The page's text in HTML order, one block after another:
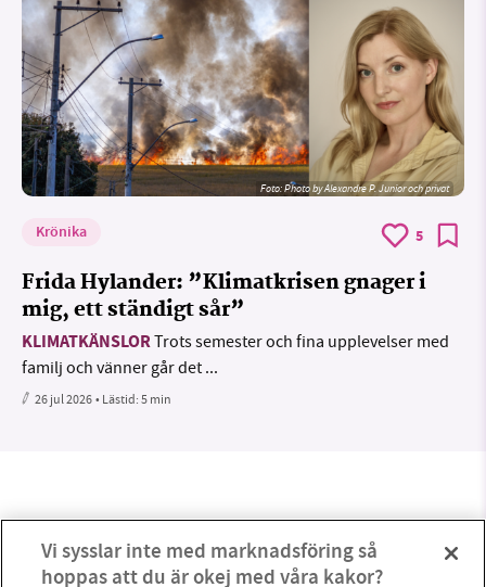
Foto:Photo by Alexandre P. Junior och privat
Krönika 5
Frida Hylander: ”Klimatkrisen gnager i
mig, ett ständigt sår”
KLIMATKÄNSLORTrots semester och fina upplevelser med
familj och vänner går det ...
26 jul 2026• Lästid:5 min
Vi sysslar inte med marknadsföring så
hoppas att du är okej med våra kakor?